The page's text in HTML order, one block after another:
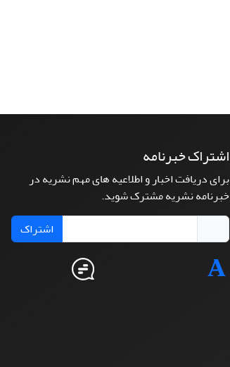
اشتراک خبرنامه
برای دریافت اخبار و اطلاعیه های مهم نشریه در
خبرنامه نشریه مشترک شوید.
اشتراک